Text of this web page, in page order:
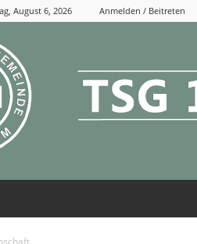
August 6, 2026 Anmelden / Beitreten